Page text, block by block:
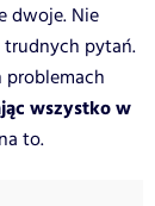
dwoje. Nie
trudnych pytań.
problemach
wszystko w
to.